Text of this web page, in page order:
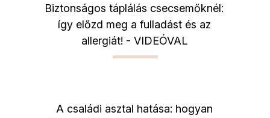
Biztonságos táplálás csecsemőknél:
így előzd meg a fulladást és az
allergiát! - VIDEÓVAL
A családi asztal hatása: hogyan